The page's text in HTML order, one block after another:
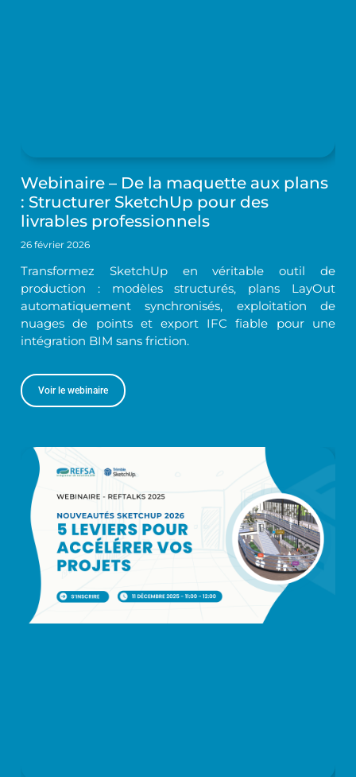
Webinaire – De la maquette aux plans
: Structurer SketchUp pour des
livrables professionnels
26 février 2026
Transformez SketchUp en véritable outil de
production : modèles structurés, plans LayOut
automatiquement synchronisés, exploitation de
nuages de points et export IFC fiable pour une
intégration BIM sans friction.
Voir le webinaire